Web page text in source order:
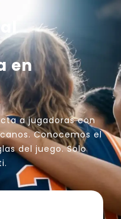
en
a jugadoras con
Conocemos el
del juego. Solo